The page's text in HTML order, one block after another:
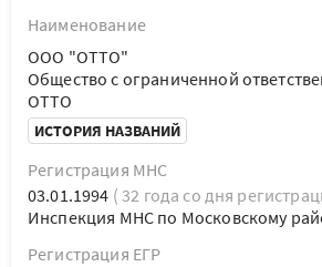
Наименование
ООО "ОТТО"
Общество с ограниченной
ОТТО
ИСТОРИЯ НАЗВАНИЙ
Регистрация МНС
03.01.1994 ( 32 года со дня
Инспекция МНС по Московскому
Регистрация ЕГР